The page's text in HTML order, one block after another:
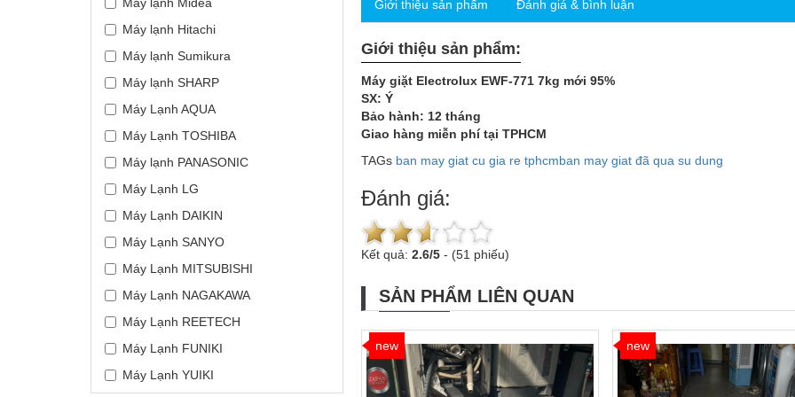
Máy lạnh Hitachi
Máy lạnh Sumikura
Máy lạnh SHARP
Máy Lạnh AQUA
Máy Lạnh TOSHIBA
Máy lạnh PANASONIC
Máy Lạnh LG
Máy Lạnh DAIKIN
Máy Lạnh SANYO
Máy Lạnh MITSUBISHI
Máy Lạnh NAGAKAWA
Máy Lạnh REETECH
Máy Lạnh FUNIKI
Máy Lạnh YUIKI
Giới thiệu sản phẩm Đánh giá & bình luận
Giới thiệu sản phẩm:
Máy giặt Electrolux EWF-771 7kg mới 95%
SX: Ý
Bảo hành: 12 tháng
Giao hàng miễn phí tại TPHCM
TAGs ban may giat cu gia re tphcmban may giat đã qua su dung
Đánh giá:
Kết quả: 2.6/5 - (51 phiếu)
SẢN PHẨM LIÊN QUAN
new new